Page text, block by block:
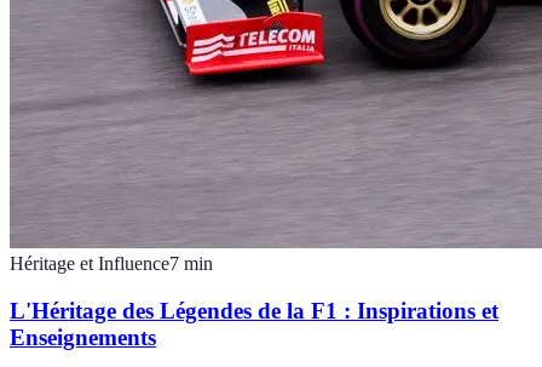
Héritage et Influence7 min
L'Héritage des Légendes de la F1 : Inspirations et
Enseignements